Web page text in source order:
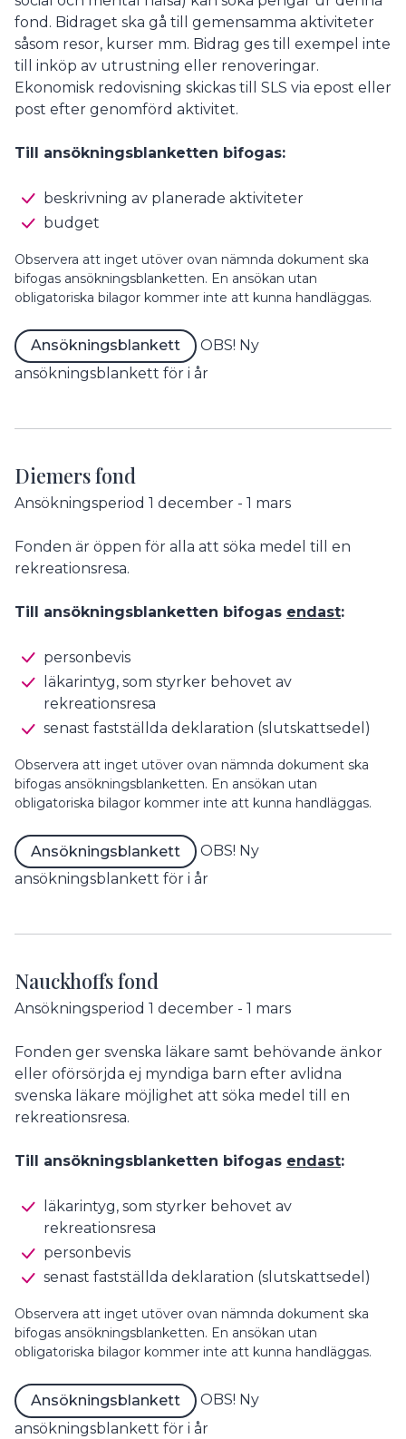
fond. Bidraget ska gå till gemensamma aktiviteter
såsom resor, kurser mm. Bidrag ges till exempel inte
till inköp av utrustning eller renoveringar.
Ekonomisk redovisning skickas till SLS via epost eller
post efter genomförd aktivitet.
Till ansökningsblanketten bifogas:
beskrivning av planerade aktiviteter
budget
Observera att inget utöver ovan nämnda dokument ska
bifogas ansökningsblanketten. En ansökan utan
obligatoriska bilagor kommer inte att kunna handläggas.
Ansökningsblankett
OBS! Ny
ansökningsblankett för i år
Diemers fond
Ansökningsperiod 1 december - 1 mars
Fonden är öppen för alla att söka medel till en
rekreationsresa.
Till ansökningsblanketten bifogas endast:
personbevis
läkarintyg, som styrker behovet av
rekreationsresa
senast fastställda deklaration (slutskattsedel)
Observera att inget utöver ovan nämnda dokument ska
bifogas ansökningsblanketten. En ansökan utan
obligatoriska bilagor kommer inte att kunna handläggas.
Ansökningsblankett
OBS! Ny
ansökningsblankett för i år
Nauckhoffs fond
Ansökningsperiod 1 december - 1 mars
Fonden ger svenska läkare samt behövande änkor
eller oförsörjda ej myndiga barn efter avlidna
svenska läkare möjlighet att söka medel till en
rekreationsresa.
Till ansökningsblanketten bifogas endast:
läkarintyg, som styrker behovet av
rekreationsresa
personbevis
senast fastställda deklaration (slutskattsedel)
Observera att inget utöver ovan nämnda dokument ska
bifogas ansökningsblanketten. En ansökan utan
obligatoriska bilagor kommer inte att kunna handläggas.
Ansökningsblankett
OBS! Ny
ansökningsblankett för i år